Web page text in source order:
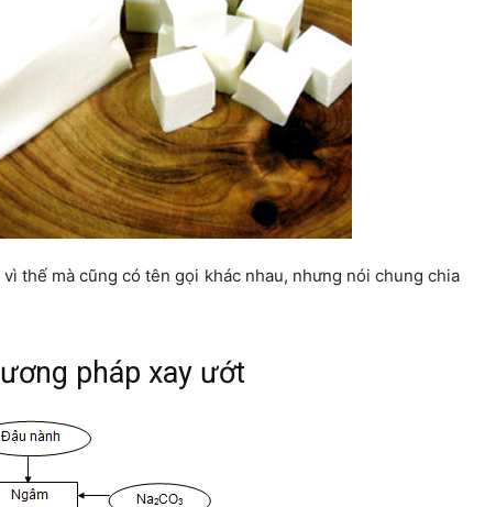
thế mà cũng có tên gọi khác nhau, nhưng nói chung chia
pháp xay ướt